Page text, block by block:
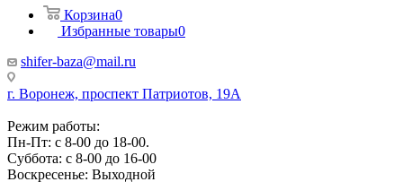
Корзина0
Избранные товары0
shifer-baza@mail.ru
г. Воронеж, проспект Патриотов, 19А
Режим работы:
Пн-Пт: с 8-00 до 18-00.
Суббота: с 8-00 до 16-00
Воскресенье: Выходной